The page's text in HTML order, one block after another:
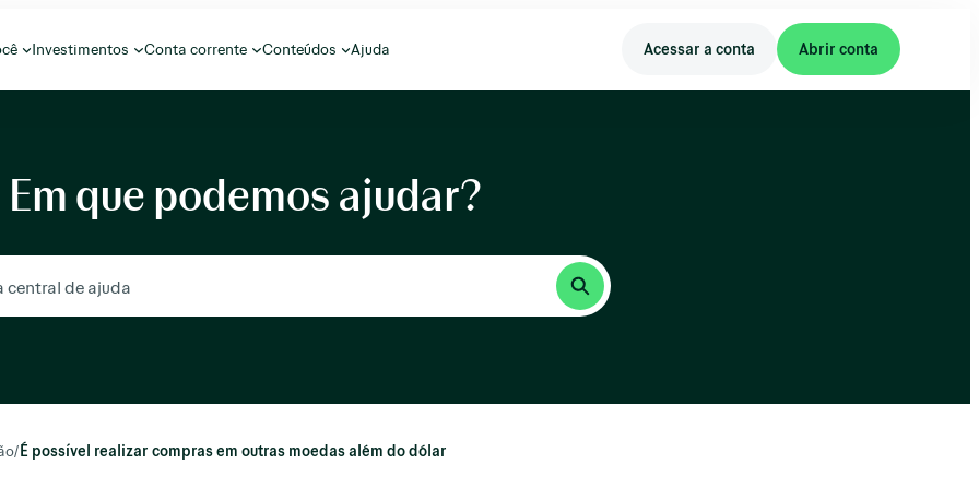
Investimentos Conta corrente Conteúdos Ajuda Acessar a conta Abrir conta
Em que podemos ajudar?
/É possível realizar compras em outras moedas além do dólar